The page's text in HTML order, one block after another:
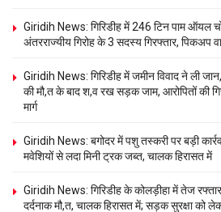
Giridih News: गिरिडीह में 246 टिन पाम ऑयल
अंतरराज्यीय गिरोह के 3 सदस्य गिरफ्तार, पिकअप
Giridih News: गिरिडीह में जमीन विवाद ने ली
की मौ,त के बाद श,व रख सड़क जाम, आरोपितों की
मार्ग
Giridih News: बगोदर में पशु तस्करी पर बड़ी
मवेशियों से लदा मिनी ट्रक जब्त, चालक हिरासत में
Giridih News: गिरिडीह के कोलड़ीहा में तेज
दर्दनाक मौ,त, चालक हिरासत में; सड़क सुरक्षा को